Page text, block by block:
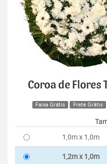
Coroa de
Faixa Grátis Frete Grátis
1,0m x 1,0m
1,2m x 1,0m